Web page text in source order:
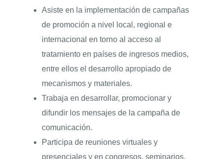
Asiste en la implementación de campañas
de promoción a nivel local, regional e
internacional en torno al acceso al
tratamiento en países de ingresos medios,
entre ellos el desarrollo apropiado de
mecanismos y materiales.
Trabaja en desarrollar, promocionar y
difundir los mensajes de la campaña de
comunicación.
Participa de reuniones virtuales y
presenciales y en congresos, seminarios,